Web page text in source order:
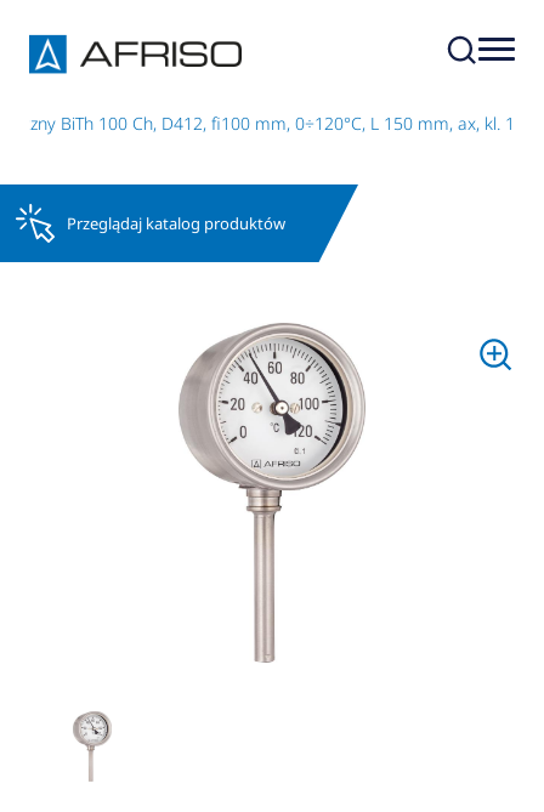
BiTh 100 Ch, D412, fi100 mm, 0÷120°C, L 150 mm, ax, kl. 1
Przeglądaj katalog produktów